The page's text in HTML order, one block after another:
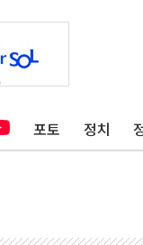
포토 정치